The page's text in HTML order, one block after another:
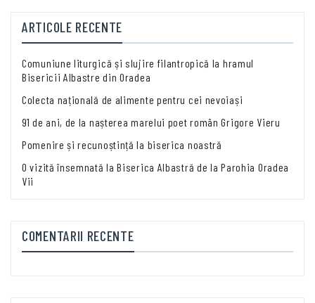
ARTICOLE RECENTE
Comuniune liturgică și slujire filantropică la hramul
Bisericii Albastre din Oradea
Colecta națională de alimente pentru cei nevoiași
91 de ani, de la nașterea marelui poet român Grigore Vieru
Pomenire și recunoștință la biserica noastră
O vizită însemnată la Biserica Albastră de la Parohia Oradea
Vii
COMENTARII RECENTE